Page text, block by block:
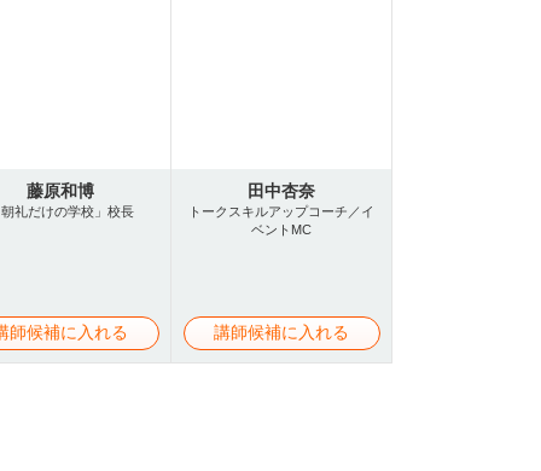
藤原和博
礼だけの学校」校長
師候補に入れる
田中杏奈
トークスキルアップコーチ／イ
ベントMC
講師候補に入れる